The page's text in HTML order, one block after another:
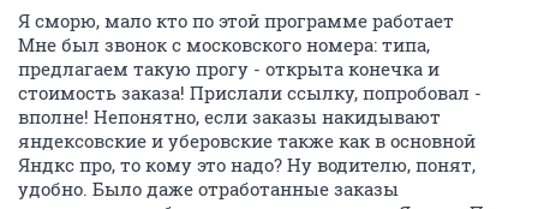
Я сморю, мало кто по этой программе работает
Мне был звонок с московского номера: типа,
предлагаем такую прогу - открыта конечка и
стоимость заказа! Прислали ссылку, попробовал -
вполне! Непонятно, если заказы накидывают
яндексовские и уберовские также как в основной
Яндкс про, то кому это надо? Ну водителю, понят,
удобно. Было даже отработанные заказы